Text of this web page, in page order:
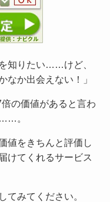
知りたい……けど、
なか出会えない！」
の価値があると言わ
。
値をきちんと評価し
けてくれるサービス
てみてください。